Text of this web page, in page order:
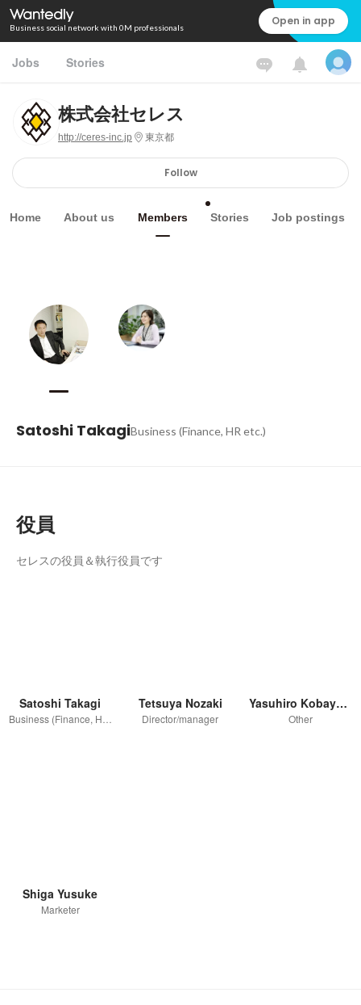
Business social network with 0M professionals Open in app
Jobs Stories
株式会社セレス
http://ceres-inc.jp 東京都
Follow
Home About us Members Stories Job postings
Satoshi TakagiBusiness (Finance, HR etc.)
役員
セレスの役員＆執行役員です
Satoshi Takagi Tetsuya Nozaki
Director/manager
Yasuhiro Kobayashi
Other
Shiga Yusuke
Marketer